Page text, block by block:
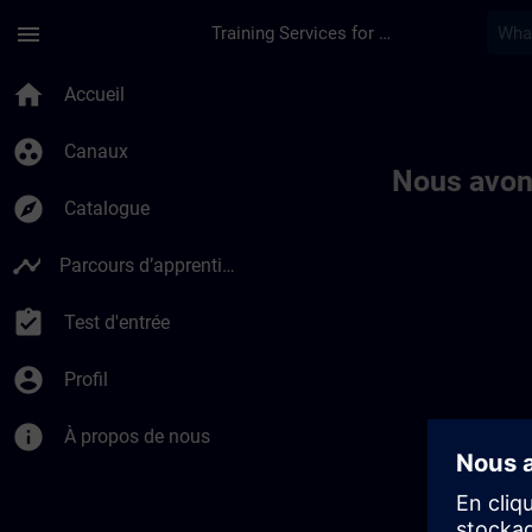
menu Training Services for Digital Industries
home Accueil
group_work Canaux
explore Catalogue
timeline Parcours d’apprentissage
assignment_turned_in Test d'entrée
account_circle Profil
info À propos de nous
Nous